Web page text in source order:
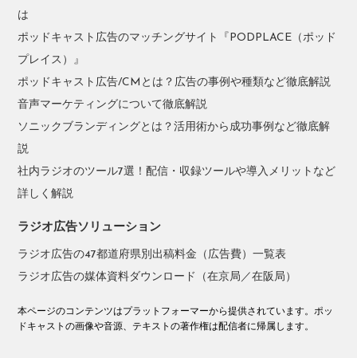
は
ポッドキャスト広告のマッチングサイト『PODPLACE（ポッド
プレイス）』
ポッドキャスト広告/CMとは？広告の事例や種類など徹底解説
音声マーケティングについて徹底解説
ソニックブランディングとは？活用術から成功事例など徹底解
説
社内ラジオのツール7選！配信・収録ツールや導入メリットなど
詳しく解説
ラジオ広告ソリューション
ラジオ広告の47都道府県別出稿料金（広告費）一覧表
ラジオ広告の媒体資料ダウンロード（在京局／在阪局）
本ページのコンテンツはプラットフォーマーから提供されています。ポッ
ドキャストの画像や音源、テキストの著作権は配信者に帰属します。